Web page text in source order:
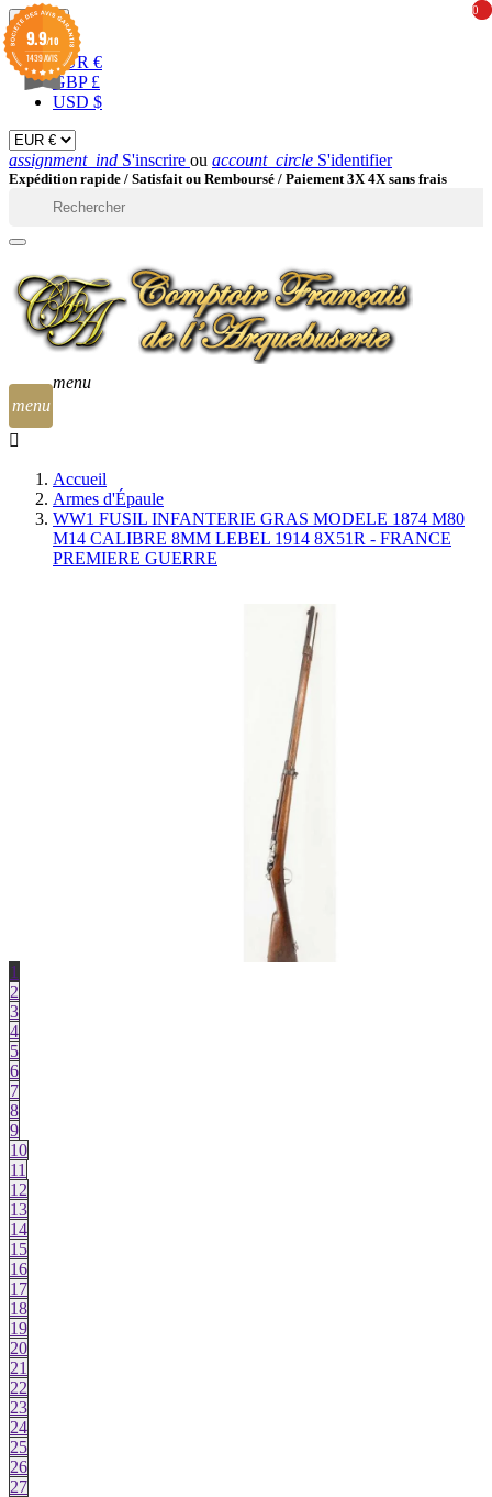
EUR 
EUR €
GBP £
USD $
assignment_ind S'inscrire ou account_circle S'identifier
Expédition rapide / Satisfait ou Remboursé / Paiement 3X 4X sans frais
menu
0
0
menu
Accueil
Armes d'Épaule
WW1 FUSIL INFANTERIE GRAS MODELE 1874 M80
M14 CALIBRE 8MM LEBEL 1914 8X51R - FRANCE
PREMIERE GUERRE
1
2
3
4
5
6
7
8
9
10
11
12
13
14
15
16
17
18
19
20
21
22
23
24
25
26
27
9.9/10
1439 AVIS